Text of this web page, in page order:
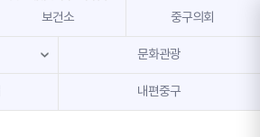
본문 내용 바로가기
주메뉴 바로가기
보건소 중구의회
문화관광
내편중구